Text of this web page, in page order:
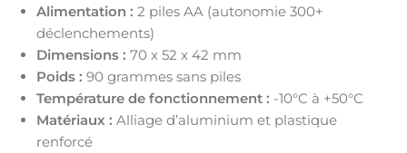
Alimentation : 2 piles AA (autonomie 300+
déclenchements)
Dimensions : 70 x 52 x 42 mm
Poids : 90 grammes sans piles
Température de fonctionnement : -10°C à +50°C
Matériaux : Alliage d’aluminium et plastique
renforcé